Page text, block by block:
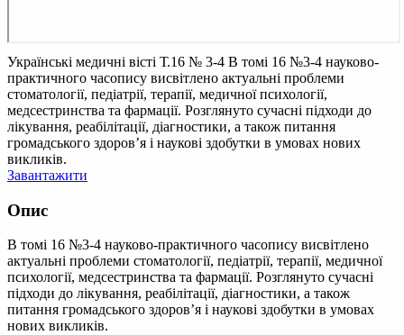
Українські медичні вісті Т.16 № 3-4 В томі 16 №3-4 науково-
практичного часопису висвітлено актуальні проблеми
стоматології, педіатрії, терапії, медичної психології,
медсестринства та фармації. Розглянуто сучасні підходи до
лікування, реабілітації, діагностики, а також питання
громадського здоров’я і наукові здобутки в умовах нових
викликів.
Завантажити
Опис
В томі 16 №3-4 науково-практичного часопису висвітлено
актуальні проблеми стоматології, педіатрії, терапії, медичної
психології, медсестринства та фармації. Розглянуто сучасні
підходи до лікування, реабілітації, діагностики, а також
питання громадського здоров’я і наукові здобутки в умовах
нових викликів.